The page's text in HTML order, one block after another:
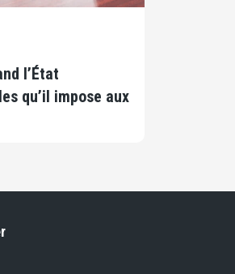
l’État
qu’il impose aux